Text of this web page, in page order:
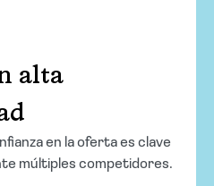
alta
en la oferta es clave
múltiples competidores.